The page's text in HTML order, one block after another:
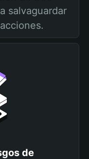
salvaguardar
de